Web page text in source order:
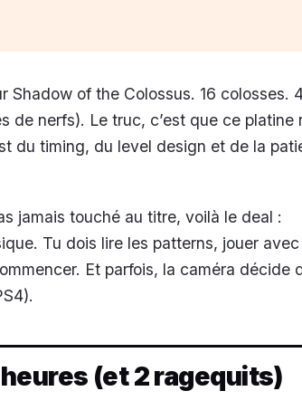
Shadow of the Colossus. 16 colosses.
de nerfs). Le truc, c’est que ce platine
du timing, du level design et de la
jamais touché au titre, voilà le deal :
Tu dois lire les patterns, jouer avec
Et parfois, la caméra décide
(et 2 ragequits)